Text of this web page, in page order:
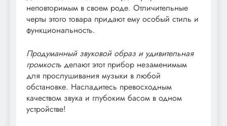
неповторимым в своем роде. Отличительные
черты этого товара придают ему особый стиль и
функциональность.
Продуманный звуковой образ и удивительная
громкость делают этот прибор незаменимым
для прослушивания музыки в любой
обстановке. Насладитесь превосходным
качеством звука и глубоким басом в одном
устройстве!